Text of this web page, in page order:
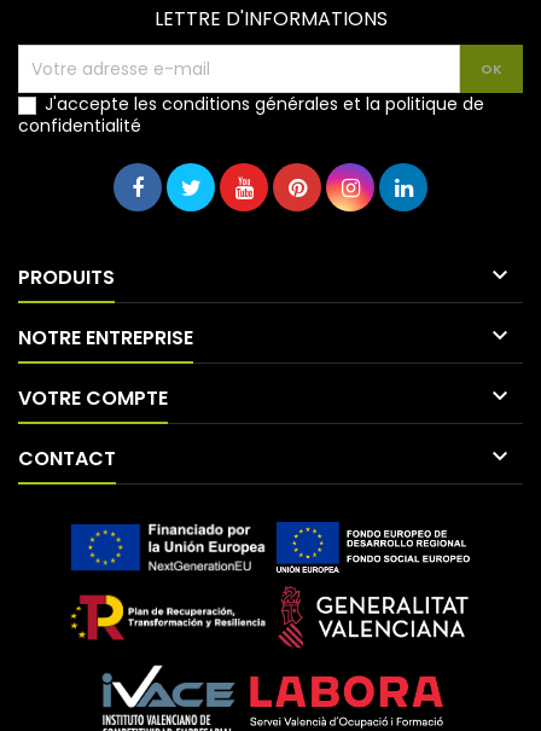
LETTRE D'INFORMATIONS
J'accepte les conditions générales et la politique de
confidentialité
PRODUITS 
NOTRE ENTREPRISE 
VOTRE COMPTE 
CONTACT 